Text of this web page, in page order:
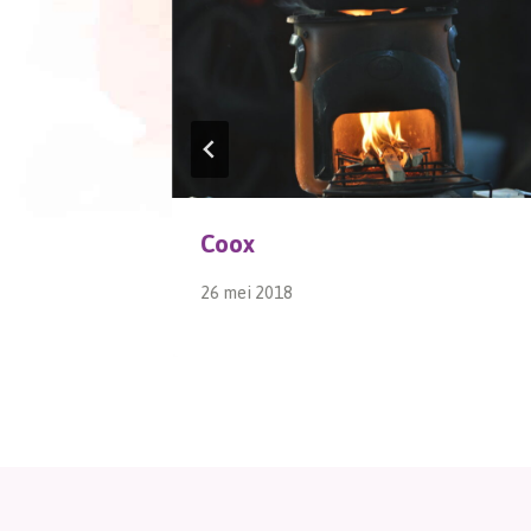
Coox
26 mei 2018